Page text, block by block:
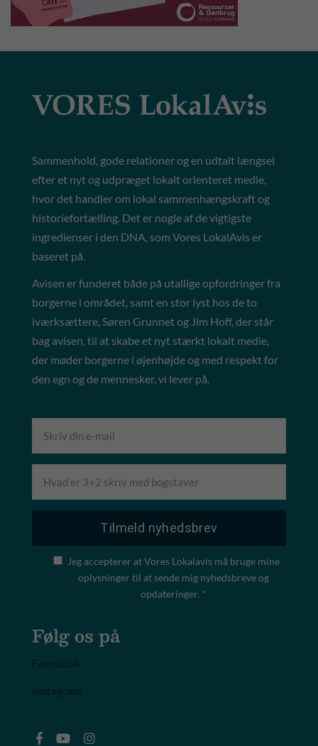
Sammenhold, gode relationer og en udtalt længsel
efter et nyt og udpræget lokalt orienteret medie,
hvor det handler om lokal sammenhængskraft og
historiefortælling. Det er nogle af de vigtigste
ingredienser i den DNA, som Vores LokalAvis er
baseret på.
Avisen er funderet både på utallige opfordringer fra
borgerne i området, samt en stor lyst hos de to
iværksættere, Søren Grunnet og Jim Hoff, der står
bag avisen, til at skabe et nyt stærkt lokalt medie,
der møder borgerne i øjenhøjde og med respekt for
den egn og de mennesker, vi lever på.
Jeg accepterer at Vores Lokalavis må bruge mine
oplysninger til at sende mig nyhedsbreve og
opdateringer. *
Følg os på